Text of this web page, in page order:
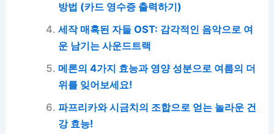
방법 (카드 영수증 출력하기)
세작 매혹된 자들 OST: 감각적인 음악으로 여
운 남기는 사운드트랙
메론의 4가지 효능과 영양 성분으로 여름의 더
위를 잊어보세요!
파프리카와 시금치의 조합으로 얻는 놀라운 건
강 효능!